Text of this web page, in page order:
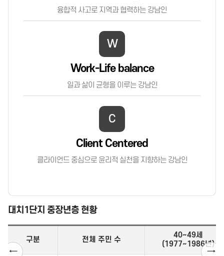
융합적 사고로 지역과 협력하는 강남인
W
Work-Life balance
일과 삶이 균형을 이루는 강남인
C
Client Centered
클라이언드 중심으로 윤리적 실천을 지향하는 강남인
대치1단지 중장년층 현황
← →
구분 전체 주민 수
40~49세
(1977~1986년)